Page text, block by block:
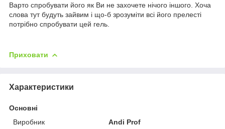
Варто спробувати його як Ви не захочете нічого іншого. Хоча
слова тут будуть зайвим і що-б зрозуміти всі його прелесті
потрібно спробувати цей гель.
Приховати
Характеристики
Основні
Виробник
Andi Prof